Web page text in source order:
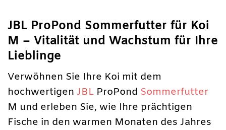
JBL ProPond Sommerfutter für Koi
M – Vitalität und Wachstum für Ihre
Lieblinge
Verwöhnen Sie Ihre Koi mit dem
hochwertigen JBL ProPond Sommerfutter
M und erleben Sie, wie Ihre prächtigen
Fische in den warmen Monaten des Jahres